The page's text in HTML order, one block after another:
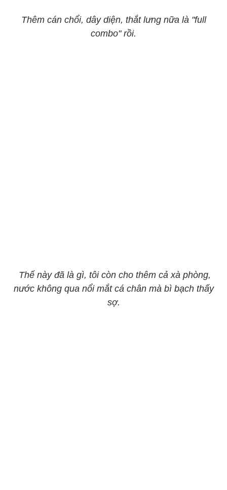
Thêm cán chổi, dây diện, thắt lưng nữa là "full
combo" rồi.
Thế này đã là gì, tôi còn cho thêm cả xà phòng,
nước không qua nổi mắt cá chân mà bì bạch thấy
sợ.